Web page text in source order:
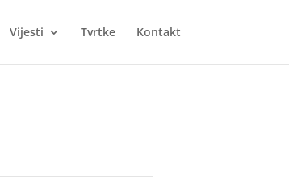
Vijesti Tvrtke Kontakt